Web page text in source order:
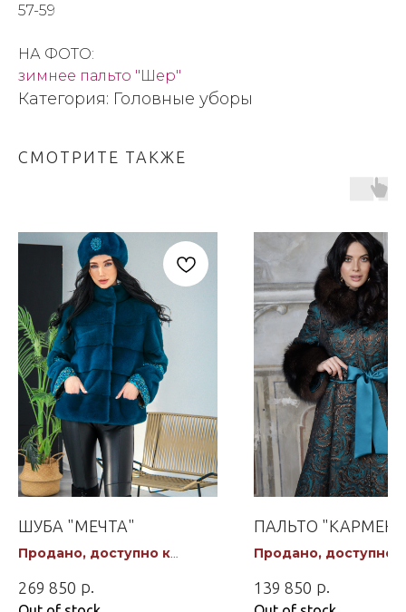
57-59
НА ФОТО:
зимнее пальто "Шер"
Категория: Головные уборы
СМОТРИТЕ ТАКЖЕ
ШУБА "МЕЧТА"
Продано, доступно к
269 850 р.
ПАЛЬТО "КАРМЕН"
Продано, доступно к
139 850 р.